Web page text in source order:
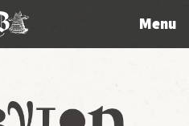
Menu